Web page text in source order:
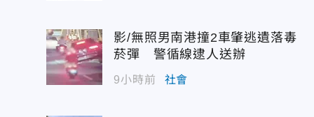
影/無照男南港撞2車肇逃遺落毒
菸彈 警循線逮人送辦
9小時前 社會